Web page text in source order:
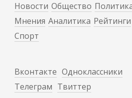
Новости Общество
Мнения Аналитика Рейтинги
Спорт
Вконтакте Одноклассники
Телеграм Твиттер